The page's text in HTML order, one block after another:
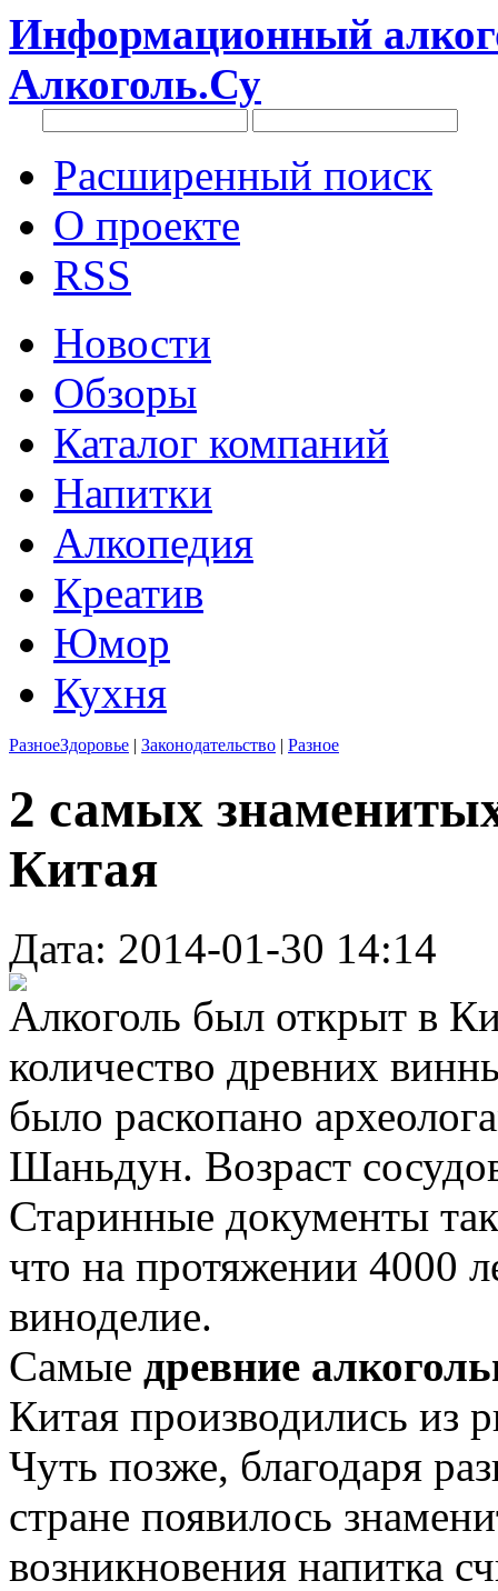
Информационный
Алкоголь.Су
Расширенный поиск
О проекте
RSS
Новости
Обзоры
Каталог компаний
Напитки
Алкопедия
Креатив
Юмор
Кухня
РазноеЗдоровье | Законодательство | Разное
2 самых
Китая
Дата: 2014-01-30 14:14
Алкоголь был открыт в
количество древних
было раскопано
Шаньдун. Возраст
Старинные документы
что на протяжении 4000
виноделие.
Самые древние
Китая производились из
Чуть позже, благодаря
стране появилось
возникновения напитка